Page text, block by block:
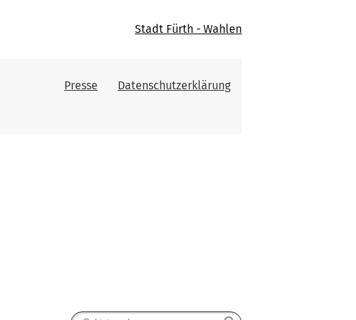
Stadt Fürth - Wahlen
Presse Datenschutzerklärung